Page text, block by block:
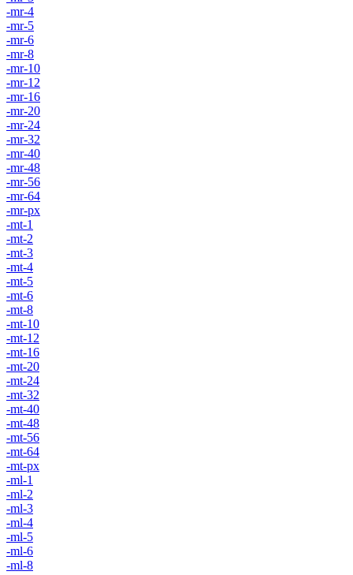
-mr-4
-mr-5
-mr-6
-mr-8
-mr-10
-mr-12
-mr-16
-mr-20
-mr-24
-mr-32
-mr-40
-mr-48
-mr-56
-mr-64
-mr-px
-mt-1
-mt-2
-mt-3
-mt-4
-mt-5
-mt-6
-mt-8
-mt-10
-mt-12
-mt-16
-mt-20
-mt-24
-mt-32
-mt-40
-mt-48
-mt-56
-mt-64
-mt-px
-ml-1
-ml-2
-ml-3
-ml-4
-ml-5
-ml-6
-ml-8